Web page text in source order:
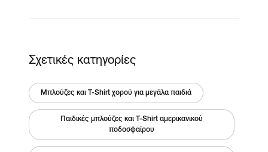
Σχετικές κατηγορίες
Μπλούζες και T-Shirt χορού για μεγάλα παιδιά
Παιδικές μπλούζες και T-Shirt αμερικανικού
ποδοσφαίρου